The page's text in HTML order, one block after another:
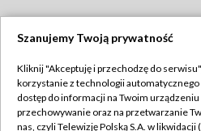
TVP
Abonament TVP
Szanujemy Twoją prywatność
Kliknij "Akceptuję i przechodzę do
korzystanie z technologii automatycznego
dostęp do informacji na Twoim
przechowywanie oraz na przetwarzanie
nas, czyli Telewizję Polską S.A. w likwidacji